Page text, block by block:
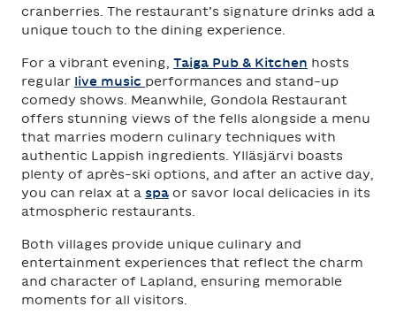
cranberries. The restaurant’s signature drinks add a
unique touch to the dining experience.
For a vibrant evening, Taiga Pub & Kitchen hosts
regular live music performances and stand-up
comedy shows. Meanwhile, Gondola Restaurant
offers stunning views of the fells alongside a menu
that marries modern culinary techniques with
authentic Lappish ingredients. Ylläsjärvi boasts
plenty of après-ski options, and after an active day,
you can relax at a spa or savor local delicacies in its
atmospheric restaurants.
Both villages provide unique culinary and
entertainment experiences that reflect the charm
and character of Lapland, ensuring memorable
moments for all visitors.